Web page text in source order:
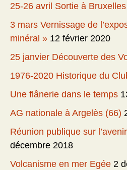
25-26 avril Sortie à Bruxelles
3 mars Vernissage de
minéral » 12 février 2020
25 janvier Découverte des
1976-2020 Historique du
Une flânerie dans le temps
AG nationale à Argelès (66)
Réunion publique sur
décembre 2018
Volcanisme en mer Egée 2